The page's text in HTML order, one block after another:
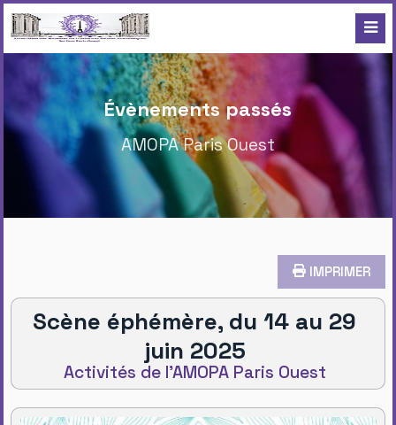
Évènements passés
AMOPA Paris Ouest
IMPRIMER
Scène éphémère, du 14 au 29
juin 2025
Activités de l'AMOPA Paris Ouest